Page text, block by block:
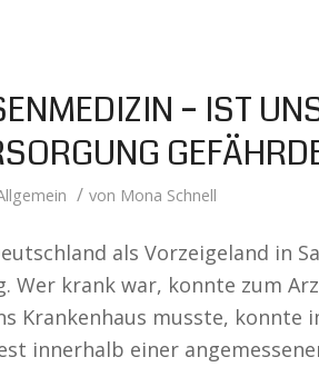
– IST
/ von Mona Schnell
als Vorzeigeland in
Wer krank war, konnte zum
Krankenhaus musste,
innerhalb einer